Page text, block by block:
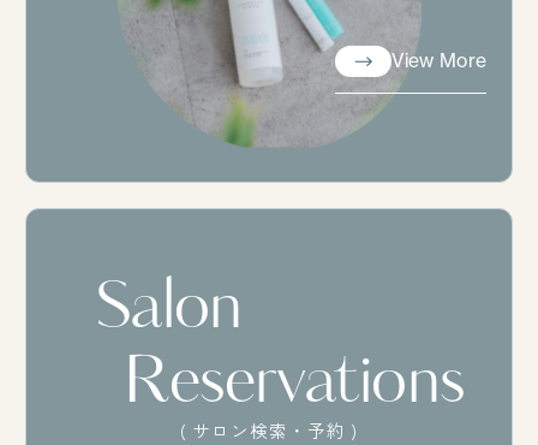
View More
View More
Salon
Reservations
( サロン検索・予約 )